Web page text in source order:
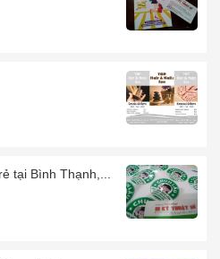
tại Bình Thạnh,...